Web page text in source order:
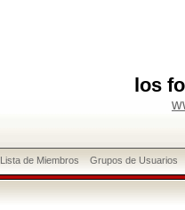
los
Lista de Miembros Grupos de Usuarios